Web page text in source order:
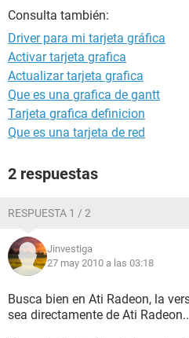
estos controladores son
pero con el 7 no...
alguien me puede decir dónde
saludos
Consulta también:
Driver para mi tarjeta gráfica
Activar tarjeta grafica
Actualizar tarjeta grafica
Que es una grafica de gantt
Tarjeta grafica definicion
Que es una tarjeta de red
2 respuestas
RESPUESTA 1 / 2
Jinvestiga
27 may 2010 a las 03:18
Busca bien en Ati Radeon, la
sea directamente de Ati